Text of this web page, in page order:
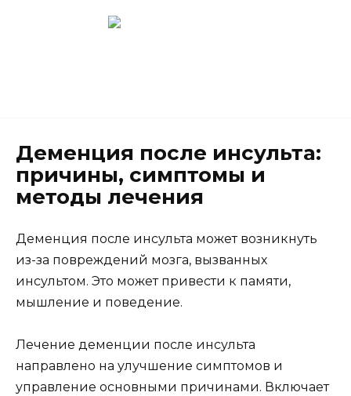
Деменция после инсульта:
причины, симптомы и
методы лечения
Деменция после инсульта может возникнуть
из-за повреждений мозга, вызванных
инсультом. Это может привести к памяти,
мышление и поведение.
Лечение деменции после инсульта
направлено на улучшение симптомов и
управление основными причинами. Включает